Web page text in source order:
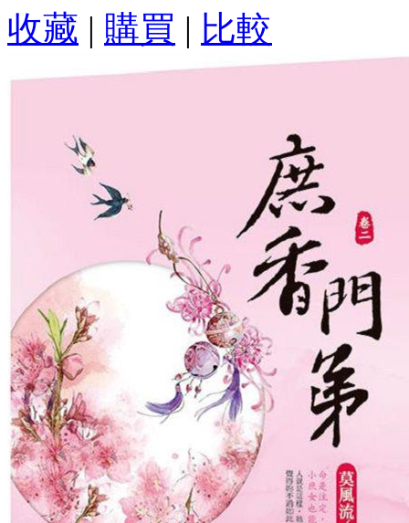
收藏 | 購買 | 比較